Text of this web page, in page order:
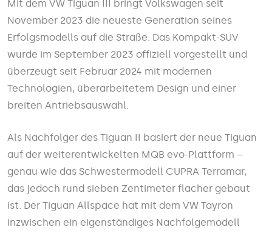
Mit dem VW Tiguan III bringt Volkswagen seit
November 2023 die neueste Generation seines
Erfolgsmodells auf die Straße. Das Kompakt-SUV
wurde im September 2023 offiziell vorgestellt und
überzeugt seit Februar 2024 mit modernen
Technologien, überarbeitetem Design und einer
breiten Antriebsauswahl.
Als Nachfolger des Tiguan II basiert der neue Tiguan
auf der weiterentwickelten MQB evo-Plattform –
genau wie das Schwestermodell CUPRA Terramar,
das jedoch rund sieben Zentimeter flacher gebaut
ist. Der Tiguan Allspace hat mit dem VW Tayron
inzwischen ein eigenständiges Nachfolgemodell